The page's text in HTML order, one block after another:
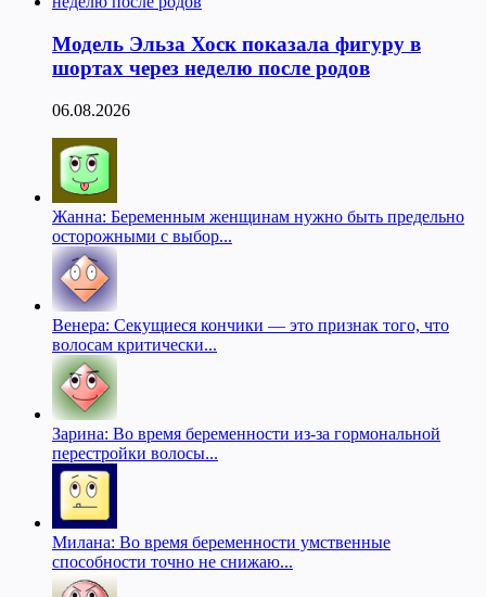
Модель Эльза Хоск показала фигуру в
шортах через неделю после родов
06.08.2026
Жанна: Беременным женщинам нужно быть предельно
осторожными с выбор...
Венера: Секущиеся кончики — это признак того, что
волосам критически...
Зарина: Во время беременности из-за гормональной
перестройки волосы...
Милана: Во время беременности умственные
способности точно не снижаю...